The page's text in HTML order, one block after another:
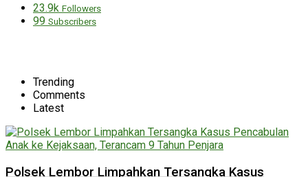
23.9k Followers
99 Subscribers
Trending
Comments
Latest
Polsek Lembor Limpahkan Tersangka Kasus